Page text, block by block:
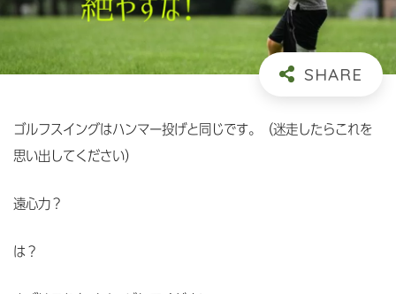
ゴルフスイングはハンマー投げと同じです。（迷走したらこれを
思い出してください）
遠心力？
は？